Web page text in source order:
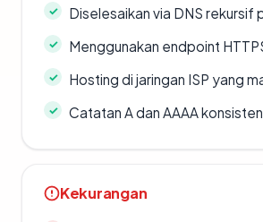
Diselesaikan via DNS rekursif
Menggunakan endpoint
Hosting di jaringan ISP yang
Catatan A dan AAAA konsisten
Kekurangan